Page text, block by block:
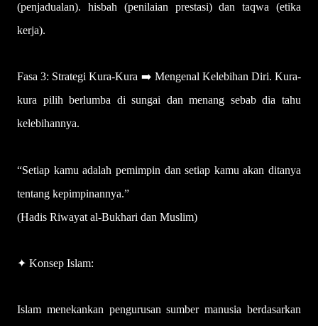
(penjadualan). hisbah (penilaian prestasi) dan taqwa (etika
kerja).
Fasa 3: Strategi Kura-Kura ➡️ Mengenal Kelebihan Diri. Kura-
kura pilih berlumba di sungai dan menang sebab dia tahu
kelebihannya.
“Setiap kamu adalah pemimpin dan setiap kamu akan ditanya
tentang kepimpinannya.”
(Hadis Riwayat al-Bukhari dan Muslim)
✦ Konsep Islam:
Islam menekankan pengurusan sumber manusia berdasarkan